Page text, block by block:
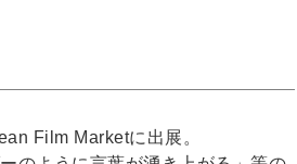
Film Marketに出展。